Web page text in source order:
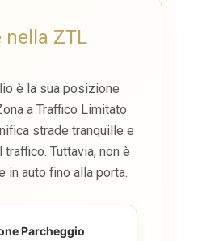
nella ZTL
è la sua posizione
a Traffico Limitato
strade tranquille e
Tuttavia, non è
in auto fino alla porta.
Parcheggio